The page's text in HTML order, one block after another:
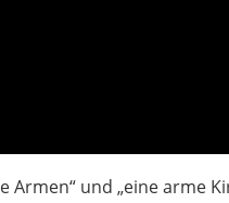
Armen“ und „eine arme